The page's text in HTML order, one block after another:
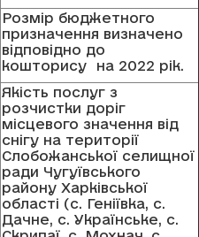
Розмір бюджетного
призначення визначено
відповідно до
кошторису на 2022 рік.
Якість послуг з
розчистки доріг
місцевого значення від
снігу на території
Слобожанської селищної
ради Чугуївського
району Харківської
області (с. Геніївка, с.
Дачне, с. Українське, с.